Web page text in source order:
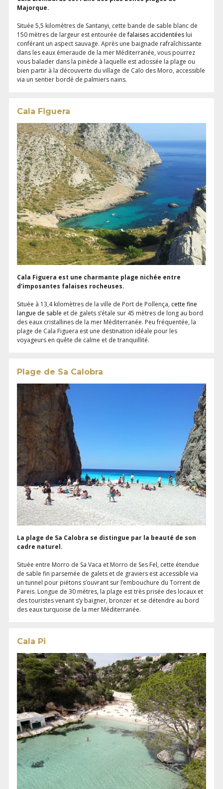
Majorque.
Située 5,5 kilomètres de Santanyi, cette bande de sable blanc de
150 mètres de largeur est entourée defalaises accidentées lui
conférant un aspect sauvage. Après une baignade rafraîchissante
dans les eaux émeraude de la mer Méditerranée, vous pourrez
vous balader dans la pinède à laquelle est adossée la plage ou
bien partir à la découverte du village de Calo des Moro, accessible
via un sentier bordé de palmiers nains.
Cala Figuera
Cala Figuera est une charmante plage nichée entre
d'imposantes falaises rocheuses.
Située à 13,4 kilomètres de la ville de Port de Pollença, cette fine
langue de sable et de galets s’étale sur 45 mètres de long au bord
des eaux cristallines de la mer Méditerranée. Peu fréquentée, la
plage de Cala Figuera est une destination idéale pour les
voyageurs en quête de calme et de tranquillité.
Plage de Sa Calobra
La plage de Sa Calobra se distingue par la beauté de son
cadre naturel.
Située entre Morro de Sa Vaca et Morro de Ses Fel, cette étendue
de sable fin parsemée de galets et de graviers est accessible via
un tunnel pour piétons s’ouvrant sur l’embouchure du Torrent de
Pareis. Longue de 30 mètres, la plage est très prisée des locaux et
des touristes venant s’y baigner, bronzer et se détendre au bord
des eaux turquoise de la mer Méditerranée.
Cala Pi